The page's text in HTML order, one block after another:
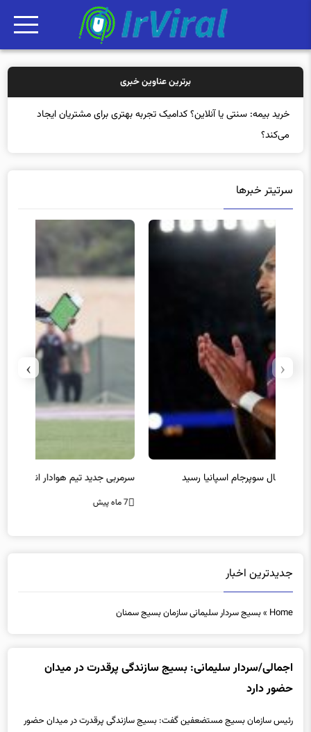
برترین عناوین خبری
خرید بیمه: سنتی یا آنلاین؟ کدامیک تجربه بهتری برای مشتریان ایجاد
می‌کند؟
سرتیتر خبرها
سرمربی جدید تیم هوادار انتخاب شد
‹
›
جدیدترین اخبار
Home
»بسیج سردار سلیمانی سازمان بسیج سمنان
اجمالی/سردار سلیمانی: بسیج سازندگی پرقدرت در میدان
حضور دارد
رئیس سازمان بسیج مستضعفین گفت: بسیج سازندگی پرقدرت در میدان حضور